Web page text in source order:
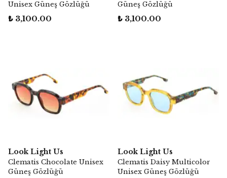
Unisex Güneş Gözlüğü
₺ 3,100.00
Güneş Gözlüğü
₺ 3,100.00
Look Light Us
Clematis Chocolate Unisex
Güneş Gözlüğü
Look Light Us
Clematis Daisy Multicolor
Unisex Güneş Gözlüğü